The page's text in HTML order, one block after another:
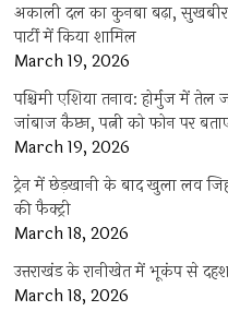
अकाली दल का कुनबा बढ़ा,
पार्टी में किया शामिल
March 19, 2026
पश्चिमी एशिया तनाव: होर्मुज में
जांबाज कैप्टन, पत्नी को फोन पर
March 19, 2026
ट्रेन में छेड़खानी के बाद खुला लव
की फैक्ट्री
March 18, 2026
उत्तराखंड के रानीखेत में भूकंप से
March 18, 2026